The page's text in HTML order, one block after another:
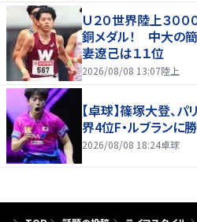
Ｕ２０世界陸上３０
銅メダル！ 中大の
妻遼己は１１位
2026/08/08 13:07陸上
【卓球】篠塚大登、
界4位F・ルブラン
2026/08/08 18:24卓球